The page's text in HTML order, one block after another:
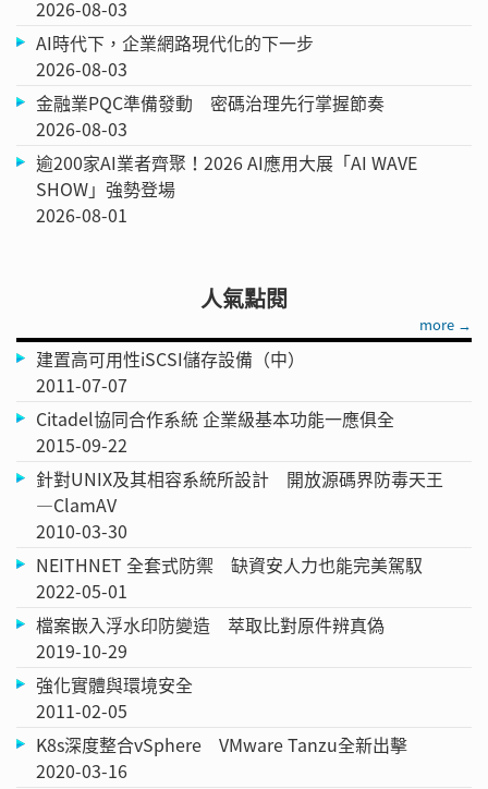
2026-08-03
AI時代下，企業網路現代化的下一步
2026-08-03
金融業PQC準備發動 密碼治理先行掌握節奏
2026-08-03
逾200家AI業者齊聚！2026 AI應用大展「AI WAVE
SHOW」強勢登場
2026-08-01
人氣點閱
more →
建置高可用性iSCSI儲存設備（中）
2011-07-07
Citadel協同合作系統 企業級基本功能一應俱全
2015-09-22
針對UNIX及其相容系統所設計 開放源碼界防毒天王
—ClamAV
2010-03-30
NEITHNET 全套式防禦 缺資安人力也能完美駕馭
2022-05-01
檔案嵌入浮水印防變造 萃取比對原件辨真偽
2019-10-29
強化實體與環境安全
2011-02-05
K8s深度整合vSphere VMware Tanzu全新出擊
2020-03-16